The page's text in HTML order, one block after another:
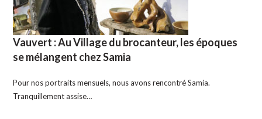
Vauvert : Au Village du brocanteur, les époques
se mélangent chez Samia
Pour nos portraits mensuels, nous avons rencontré Samia.
Tranquillement assise…